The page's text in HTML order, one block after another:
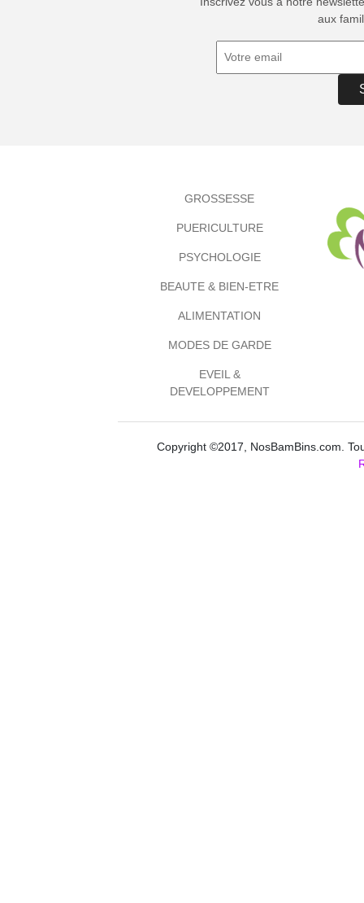
aux
GROSSESSE
PUERICULTURE
PSYCHOLOGIE
BEAUTE & BIEN-ETRE
ALIMENTATION
MODES DE GARDE
EVEIL &
DEVELOPPEMENT
Copyright ©2017, NosBamBins.com.